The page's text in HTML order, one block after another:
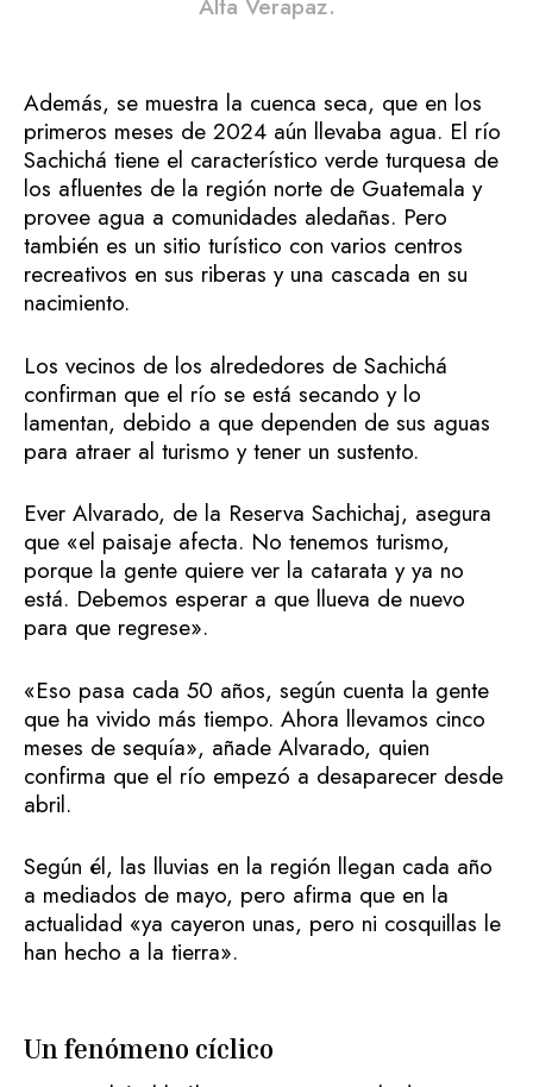
Alta Verapaz.
Además, se muestra la cuenca seca, que en los
primeros meses de 2024 aún llevaba agua. El río
Sachichá tiene el característico verde turquesa de
los afluentes de la región norte de Guatemala y
provee agua a comunidades aledañas. Pero
también es un sitio turístico con varios centros
recreativos en sus riberas y una cascada en su
nacimiento.
Los vecinos de los alrededores de Sachichá
confirman que el río se está secando y lo
lamentan, debido a que dependen de sus aguas
para atraer al turismo y tener un sustento.
Ever Alvarado, de la Reserva Sachichaj, asegura
que «el paisaje afecta. No tenemos turismo,
porque la gente quiere ver la catarata y ya no
está. Debemos esperar a que llueva de nuevo
para que regrese».
«Eso pasa cada 50 años, según cuenta la gente
que ha vivido más tiempo. Ahora llevamos cinco
meses de sequía», añade Alvarado, quien
confirma que el río empezó a desaparecer desde
abril.
Según él, las lluvias en la región llegan cada año
a mediados de mayo, pero afirma que en la
actualidad «ya cayeron unas, pero ni cosquillas le
han hecho a la tierra».
Un fenómeno cíclico